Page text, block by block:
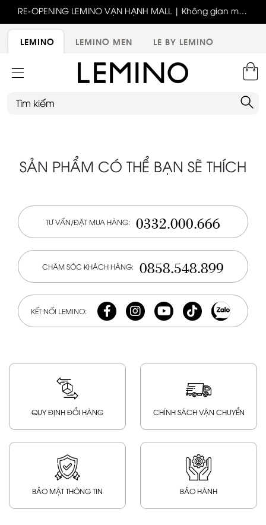
RE-OPENING LEMINO VẠN HẠNH MALL | Không gian mới,
trải nghiệm mới, ưu đãi tri ân đặc biệt
LEMINO
LEMINO MEN LE BY LEMINO
SẢN PHẨM CÓ THỂ BẠN SẼ THÍCH
TƯ VẤN/ĐẶT MUA HÀNG: 0332.000.666
CHĂM SÓC KHÁCH HÀNG: 0858.548.899
KẾT NỐI LEMINO:
QUY ĐỊNH ĐỔI HÀNG CHÍNH SÁCH VẬN CHUYỂN
BẢO MẬT THÔNG TIN BẢO HÀNH